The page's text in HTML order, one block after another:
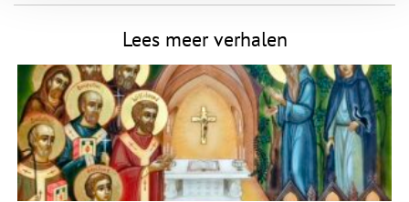
Lees meer verhalen